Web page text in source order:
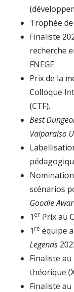
Trophée
Finaliste
recherche
FNEGE
Prix de la
Colloque
(CTF).
Best
Valparaiso
scénarios
Goodie
1 er Prix au
1 re équipe
Legends
Finaliste
théorique
Finaliste